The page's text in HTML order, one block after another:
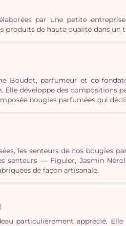
par une petite
produits de haute qualité dans
Boudot, parfumeur et co-
développe des compositions
bougies parfumées qui
les senteurs de nos bougies
senteurs — Figuier, Jasmin
de façon artisanale.
particulièrement apprécié.